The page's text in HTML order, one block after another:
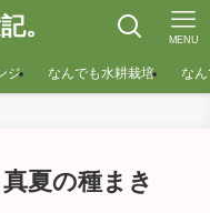
。 MENU
ジ なんでも水耕栽培 な
夏の種まき